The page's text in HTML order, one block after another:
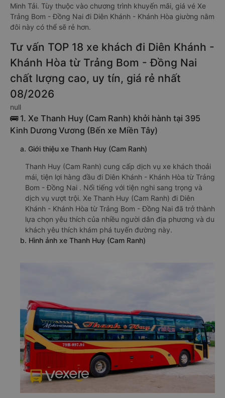
Minh Tải. Tùy thuộc vào chương trình khuyến mãi, giá vé Xe
Trảng Bom - Đồng Nai đi Diên Khánh - Khánh Hòa giường nằm
đôi này có thể sẽ rẻ hơn.
Tư vấn TOP 18 xe khách đi Diên Khánh -
Khánh Hòa từ Trảng Bom - Đồng Nai
chất lượng cao, uy tín, giá rẻ nhất
08/2026
null
🚌 1. Xe Thanh Huy (Cam Ranh) khởi hành tại 395
Kinh Dương Vương (Bến xe Miền Tây)
a. Giới thiệu xe Thanh Huy (Cam Ranh)
Thanh Huy (Cam Ranh) cung cấp dịch vụ xe khách thoải
mái, tiện lợi hàng đầu đi Diên Khánh - Khánh Hòa từ Trảng
Bom - Đồng Nai . Nổi tiếng với tiện nghi sang trọng và
dịch vụ vượt trội. Xe Thanh Huy (Cam Ranh) đi Diên
Khánh - Khánh Hòa từ Trảng Bom - Đồng Nai đã trở thành
lựa chọn yêu thích của nhiều người dân địa phương và du
khách yêu thích khám phá tuyến đường này.
b. Hình ảnh xe Thanh Huy (Cam Ranh)